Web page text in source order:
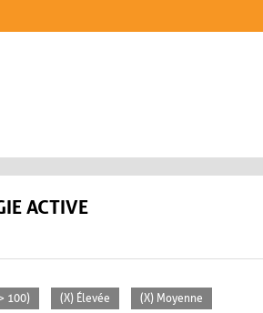
ACTIVE
100) (X) Élevée (X) Moyenne